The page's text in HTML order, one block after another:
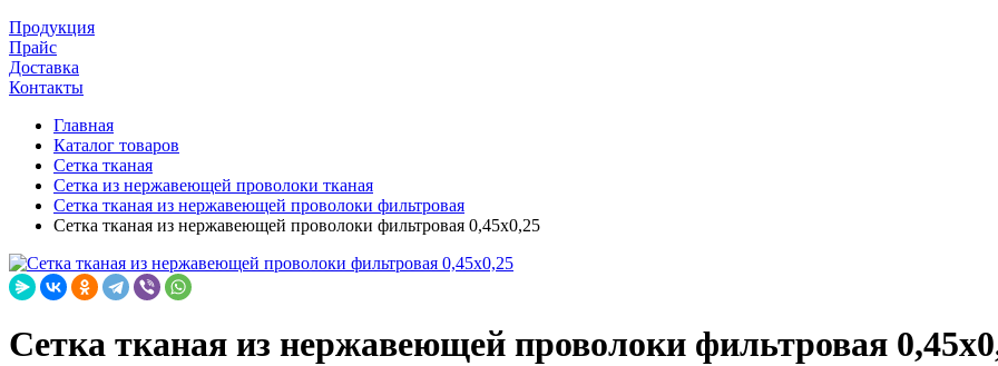
Продукция
Прайс
Доставка
Контакты
Главная
Каталог товаров
Сетка тканая
Сетка из нержавеющей проволоки тканая
Сетка тканая из нержавеющей проволоки фильтровая
Сетка тканая из нержавеющей проволоки фильтровая 0,45х0,25
Сетка тканая из нержавеющей проволоки фильтровая